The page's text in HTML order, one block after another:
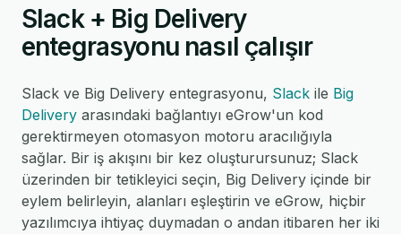
Slack + Big Delivery
entegrasyonu nasıl çalışır
Slack ve Big Delivery entegrasyonu, Slack ile Big
Delivery arasındaki bağlantıyı eGrow'un kod
gerektirmeyen otomasyon motoru aracılığıyla
sağlar. Bir iş akışını bir kez oluşturursunuz; Slack
üzerinden bir tetikleyici seçin, Big Delivery içinde bir
eylem belirleyin, alanları eşleştirin ve eGrow, hiçbir
yazılımcıya ihtiyaç duymadan o andan itibaren her iki